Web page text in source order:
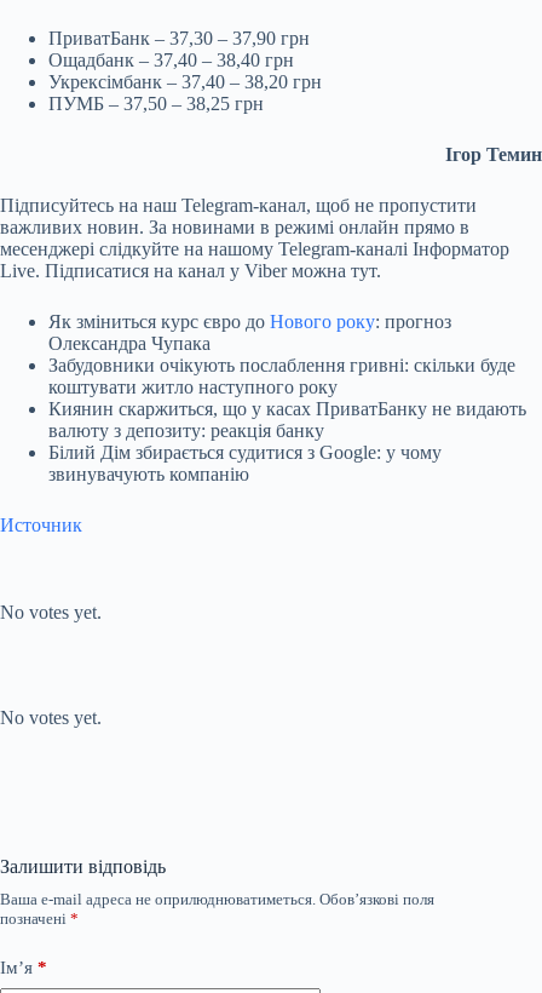
ПриватБанк – 37,30 – 37,90 грн
Ощадбанк – 37,40 – 38,40 грн
Укрексімбанк – 37,40 – 38,20 грн
ПУМБ – 37,50 – 38,25 грн
Ігор Темин
Підписуйтесь на наш Telegram-канал, щоб не пропустити
важливих новин. За новинами в режимі онлайн прямо в
месенджері слідкуйте на нашому Telegram-каналі Інформатор
Live. Підписатися на канал у Viber можна тут.
Як зміниться курс євро до Нового року: прогноз
Олександра Чупака
Забудовники очікують послаблення гривні: скільки буде
коштувати житло наступного року
Киянин скаржиться, що у касах ПриватБанку не видають
валюту з депозиту: реакція банку
Білий Дім збирається судитися з Google: у чому
звинувачують компанію
Источник
No votes yet.
No votes yet.
Залишити відповідь
Ваша e-mail адреса не оприлюднюватиметься. Обов’язкові поля
позначені *
Ім’я *